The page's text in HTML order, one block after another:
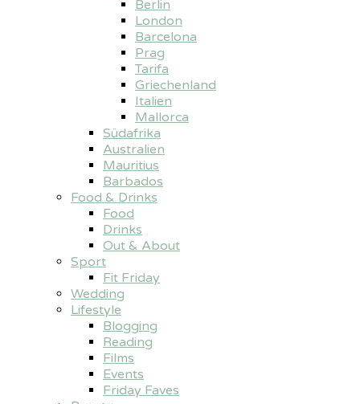
Berlin
London
Barcelona
Prag
Tarifa
Griechenland
Italien
Mallorca
Südafrika
Australien
Mauritius
Barbados
Food & Drinks
Food
Drinks
Out & About
Sport
Fit Friday
Wedding
Lifestyle
Blogging
Reading
Films
Events
Friday Faves